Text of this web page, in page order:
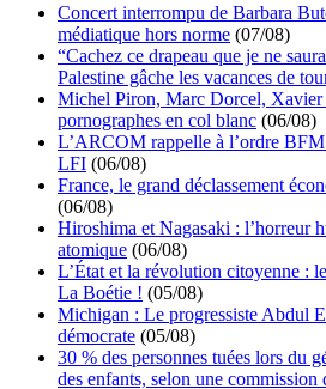
Concert interrompu de Barbara
médiatique hors norme (07/08)
“Cachez ce drapeau que je ne
Palestine gâche les vacances de
Michel Piron, Marc Dorcel,
pornographes en col blanc (06/08)
L’ARCOM rappelle à l’ordre BFM
LFI (06/08)
France, le grand déclassement
(06/08)
Hiroshima et Nagasaki : l’horreur
atomique (06/08)
L’État et la révolution citoyenne :
La Boétie ! (05/08)
Michigan : Le progressiste Abdul
démocrate (05/08)
30 % des personnes tuées lors du
des enfants, selon une commission